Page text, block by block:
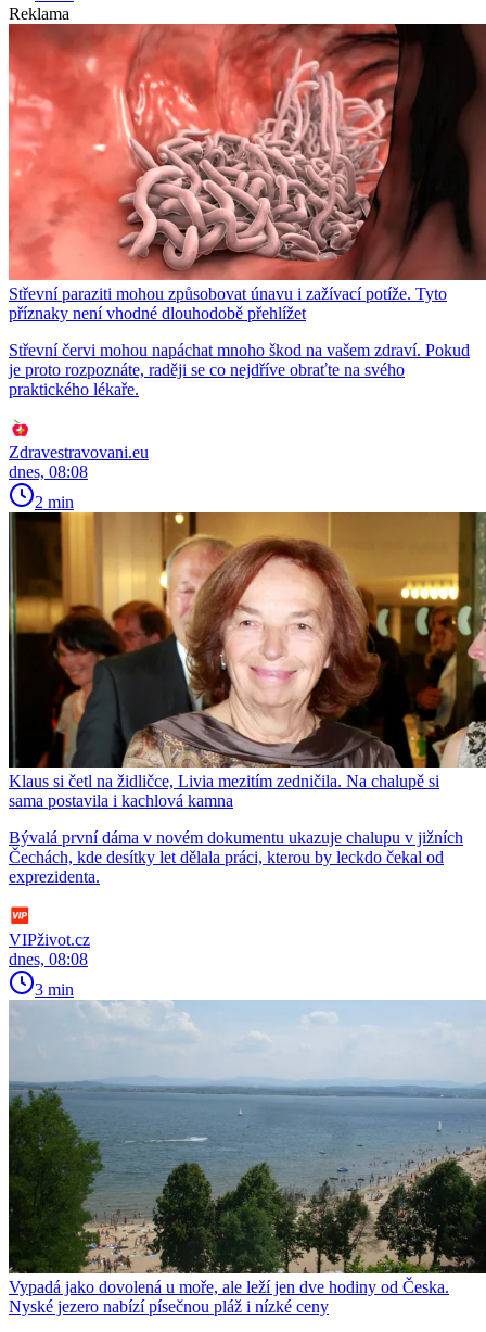
Reklama
Střevní paraziti mohou způsobovat únavu i zažívací potíže. Tyto
příznaky není vhodné dlouhodobě přehlížet
Střevní červi mohou napáchat mnoho škod na vašem zdraví. Pokud
je proto rozpoznáte, raději se co nejdříve obraťte na svého
praktického lékaře.
Zdravestravovani.eu
dnes, 08:08
2 min
Klaus si četl na židličce, Livia mezitím zedničila. Na chalupě si
sama postavila i kachlová kamna
Bývalá první dáma v novém dokumentu ukazuje chalupu v jižních
Čechách, kde desítky let dělala práci, kterou by leckdo čekal od
exprezidenta.
VIPživot.cz
dnes, 08:08
3 min
Vypadá jako dovolená u moře, ale leží jen dve hodiny od Česka.
Nyské jezero nabízí písečnou pláž i nízké ceny